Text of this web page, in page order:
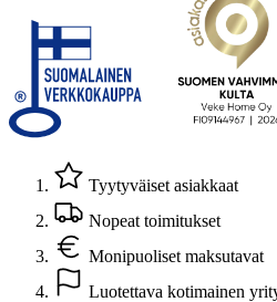
Tyytyväiset asiakkaat
Nopeat toimitukset
Monipuoliset maksutavat
Luotettava kotimainen